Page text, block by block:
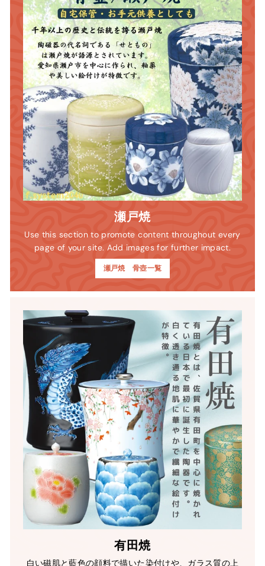
瀬戸焼
Use this section to promote content throughout every
page of your site. Add images for further impact.
瀬戸焼 骨壺一覧
有田焼
白い磁肌と藍色の顔料で描いた染付けや、ガラス質の上